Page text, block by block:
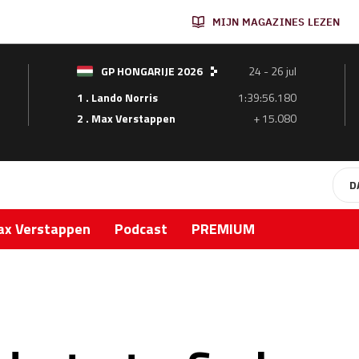
MIJN MAGAZINES LEZEN
GP HONGARIJE 2026
24 - 26 jul
1 . Lando Norris
1:39:56.180
2 . Max Verstappen
+ 15.080
Verstappen Podcast PREMIUM